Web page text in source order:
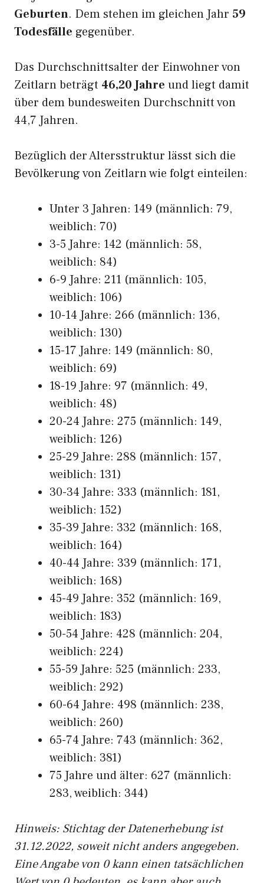
Geburten. Dem stehen im gleichen Jahr 59
Todesfälle gegenüber.
Das Durchschnittsalter der Einwohner von
Zeitlarn beträgt 46,20 Jahre und liegt damit
über dem bundesweiten Durchschnitt von
44,7 Jahren.
Bezüglich der Altersstruktur lässt sich die
Bevölkerung von Zeitlarn wie folgt einteilen:
Unter 3 Jahren: 149 (männlich: 79,
weiblich: 70)
3-5 Jahre: 142 (männlich: 58,
weiblich: 84)
6-9 Jahre: 211 (männlich: 105,
weiblich: 106)
10-14 Jahre: 266 (männlich: 136,
weiblich: 130)
15-17 Jahre: 149 (männlich: 80,
weiblich: 69)
18-19 Jahre: 97 (männlich: 49,
weiblich: 48)
20-24 Jahre: 275 (männlich: 149,
weiblich: 126)
25-29 Jahre: 288 (männlich: 157,
weiblich: 131)
30-34 Jahre: 333 (männlich: 181,
weiblich: 152)
35-39 Jahre: 332 (männlich: 168,
weiblich: 164)
40-44 Jahre: 339 (männlich: 171,
weiblich: 168)
45-49 Jahre: 352 (männlich: 169,
weiblich: 183)
50-54 Jahre: 428 (männlich: 204,
weiblich: 224)
55-59 Jahre: 525 (männlich: 233,
weiblich: 292)
60-64 Jahre: 498 (männlich: 238,
weiblich: 260)
65-74 Jahre: 743 (männlich: 362,
weiblich: 381)
75 Jahre und älter: 627 (männlich:
283, weiblich: 344)
Hinweis: Stichtag der Datenerhebung ist
31.12.2022, soweit nicht anders angegeben.
Eine Angabe von 0 kann einen tatsächlichen